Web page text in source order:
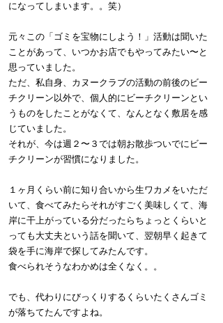
になってしまいます。。笑）
元々この「ゴミを宝物にしよう！」活動は聞いた
ことがあって、いつかお店でもやってみたい〜と
思っていました。
ただ、私自身、カヌークラブの活動の前後のビー
チクリーン以外で、個人的にビーチクリーンとい
うものをしたことがなくて、なんとなく敷居を感
じていました。
それが、今は週２〜３では朝お散歩ついでにビー
チクリーンが習慣になりました。
１ヶ月くらい前に知り合いから生ワカメをいただ
いて、食べてみたらそれがすごく美味しくて、海
岸に干上がっている分だったらちょっとくらいと
っても大丈夫という話を聞いて、翌朝早く起きて
袋を手に海岸で探してみたんです。
食べられそうなわかめは全くなく。。
でも、代わりにびっくりするくらいたくさんゴミ
が落ちてたんですよね。